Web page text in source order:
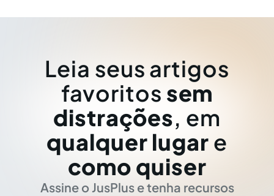
Leia seus artigos
favoritos sem
distrações, em
qualquer lugar e
como quiser
Assine o JusPlus e tenha recursos